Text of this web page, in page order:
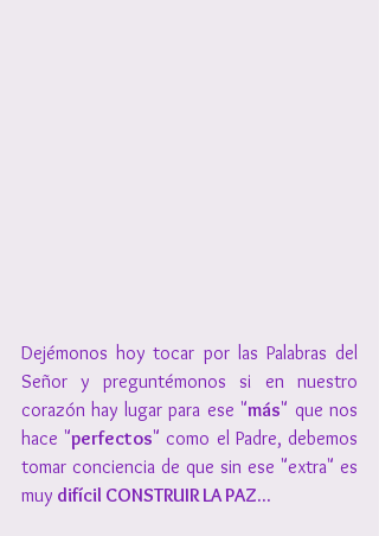
Dejémonos hoy tocar por las Palabras del
Señor y preguntémonos si en nuestro
corazón hay lugar para ese "más" que nos
hace "perfectos" como el Padre, debemos
tomar conciencia de que sin ese "extra" es
muy difícil CONSTRUIR LA PAZ...